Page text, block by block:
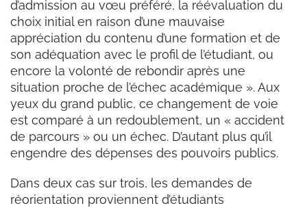
d’admission au vœu préféré, la réévaluation du
choix initial en raison d’une mauvaise
appréciation du contenu d’une formation et de
son adéquation avec le profil de l’étudiant, ou
encore la volonté de rebondir après une
situation proche de l’échec académique ». Aux
yeux du grand public, ce changement de voie
est comparé à un redoublement, un « accident
de parcours » ou un échec. D’autant plus qu’il
engendre des dépenses des pouvoirs publics.
Dans deux cas sur trois, les demandes de
réorientation proviennent d’étudiants